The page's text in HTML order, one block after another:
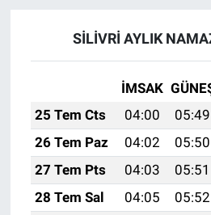
SİLİVRİ AYLIK
İMSAK
25 Tem Cts
04:00 05:49
26 Tem Paz
04:02 05:50
27 Tem Pts
04:03 05:51
28 Tem Sal
04:05 05:52
Kırşehir
Genel
Asayiş